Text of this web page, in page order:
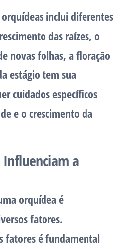
orquídeas inclui diferentes
das raízes, o
novas folhas, a floração
estágio tem sua
cuidados específicos
e o crescimento da
Influenciam a
orquídea é
fatores.
fatores é fundamental